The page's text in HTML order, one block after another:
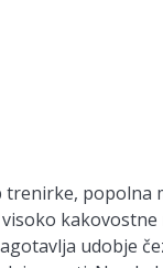
kakovostne
udobje